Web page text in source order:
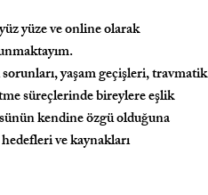
yüze ve online olarak
yaşam geçişleri, travmatik
süreçlerinde bireylere eşlik
kendine özgü olduğuna
ve kaynakları